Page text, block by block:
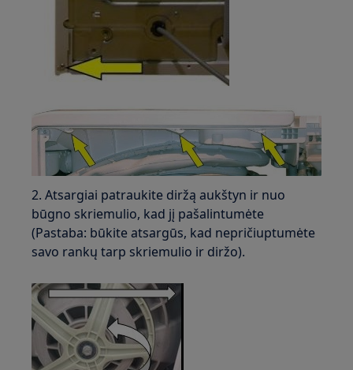
2. Atsargiai patraukite diržą aukštyn ir nuo
būgno skriemulio, kad jį pašalintumėte
(Pastaba: būkite atsargūs, kad nepričiuptumėte
savo rankų tarp skriemulio ir diržo).